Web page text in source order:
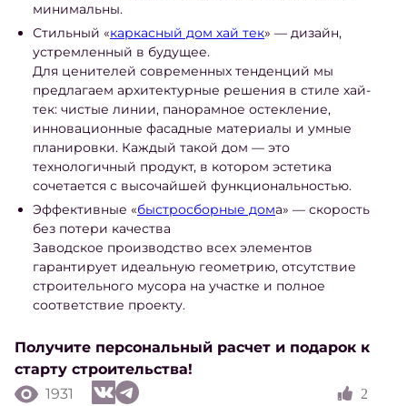
минимальны.
Стильный «каркасный дом хай тек» — дизайн,
устремленный в будущее.
Для ценителей современных тенденций мы
предлагаем архитектурные решения в стиле хай-
тек: чистые линии, панорамное остекление,
инновационные фасадные материалы и умные
планировки. Каждый такой дом — это
технологичный продукт, в котором эстетика
сочетается с высочайшей функциональностью.
Эффективные «быстросборные дома» — скорость
без потери качества
Заводское производство всех элементов
гарантирует идеальную геометрию, отсутствие
строительного мусора на участке и полное
соответствие проекту.
Получите персональный расчет и подарок к
старту строительства!
1931
2